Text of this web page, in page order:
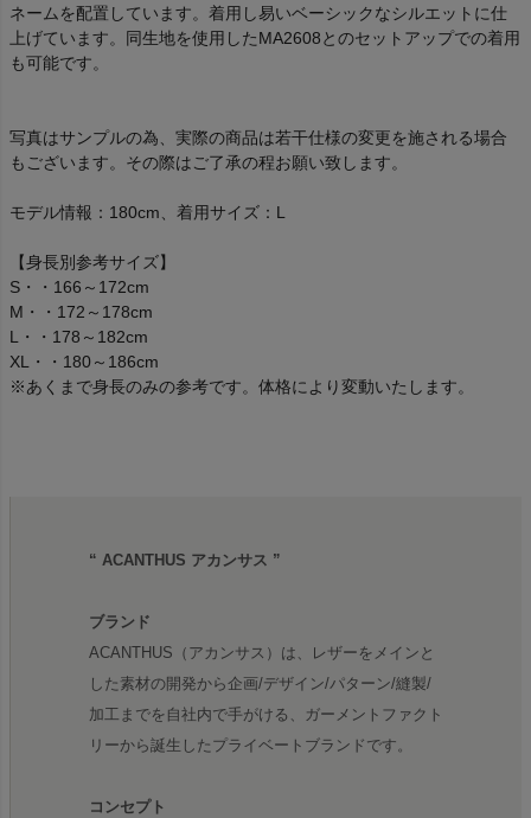
ネームを配置しています。着用し易いベーシックなシルエットに仕
上げています。同生地を使用したMA2608とのセットアップでの着用
も可能です。
写真はサンプルの為、実際の商品は若干仕様の変更を施される場合
もございます。その際はご了承の程お願い致します。
モデル情報：180cm、着用サイズ：L
【身長別参考サイズ】
S・・166～172cm
M・・172～178cm
L・・178～182cm
XL・・180～186cm
※あくまで身長のみの参考です。体格により変動いたします。
“ ACANTHUS アカンサス ”
ブランド
ACANTHUS（アカンサス）は、レザーをメインと
した素材の開発から企画/デザイン/パターン/縫製/
加工までを自社内で手がける、ガーメントファクト
リーから誕生したプライベートブランドです。
コンセプト